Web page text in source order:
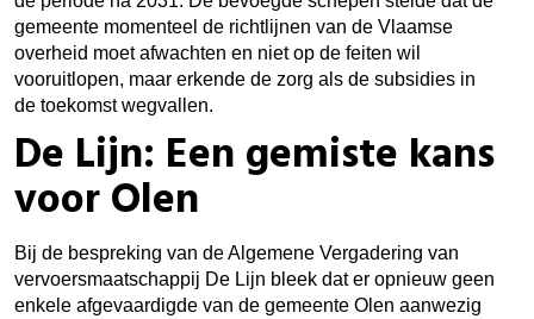
gemeente momenteel de richtlijnen van de Vlaamse
overheid moet afwachten en niet op de feiten wil
vooruitlopen, maar erkende de zorg als de subsidies in
de toekomst wegvallen.
De Lijn: Een gemiste kans
voor Olen
Bij de bespreking van de Algemene Vergadering van
vervoersmaatschappij De Lijn bleek dat er opnieuw geen
enkele afgevaardigde van de gemeente Olen aanwezig